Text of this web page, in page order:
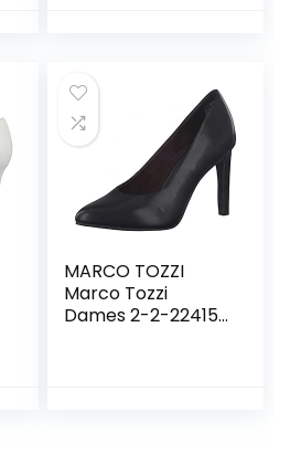
MARCO TOZZI
Marco Tozzi
Dames 2-2-22415-